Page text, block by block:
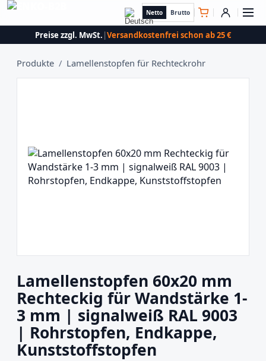
Netto Brutto
Preise zzgl. MwSt. |Versandkostenfrei schon ab 25 €
Produkte / Lamellenstopfen für Rechteckrohr
Lamellenstopfen 60x20 mm
Rechteckig für Wandstärke 1-
3 mm | signalweiß RAL 9003
| Rohrstopfen, Endkappe,
Kunststoffstopfen